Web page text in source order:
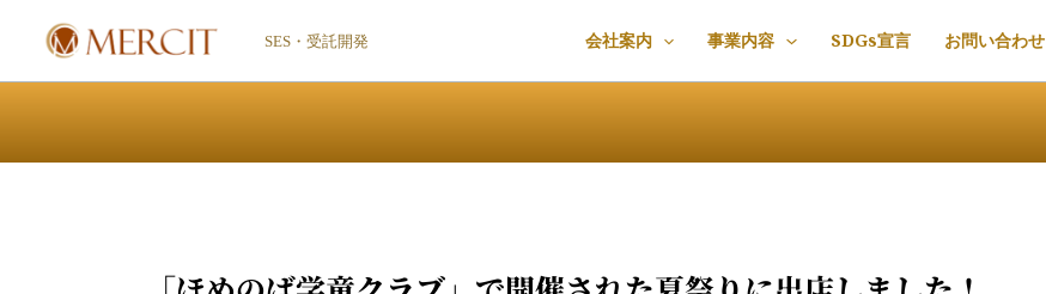
を
ッ
SES・受託開発 会社案内 事業内容 SDGs宣言 お問い合わせ